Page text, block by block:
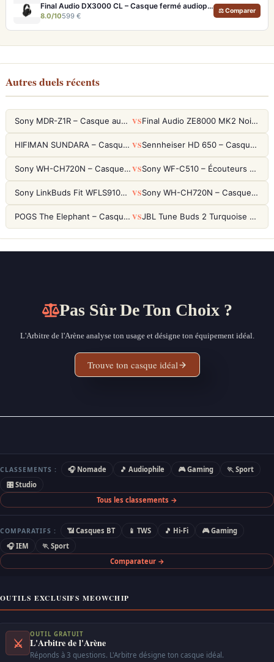
Final Audio DX3000 CL – Casque fermé audiophile 4.4mm symétrique
8.0/10599 €
⚖ Comparer
Autres duels récents
Sony MDR-Z1R – Casque audiophile fermé haute résolution VS Final Audio ZE8000 MK2 Noir – Écouteurs True Wireless audiophiles 8K Sound
HIFIMAN SUNDARA – Casque Planar Magnetic Ouvert Over-Ear Audiophile VS Sennheiser HD 650 – Casque audiophile ouvert pour l'écoute analytique
Sony WH-CH720N – Casque ANC 35h, Ultra-léger (192g) avec Processeur V1 VS Sony WF-C510 – Écouteurs True Wireless compacts, autonomie 22h et multipoint
Sony LinkBuds Fit WFLS910NW Blanc – Écouteurs Sport Ailes ANC VS Sony WH-CH720N – Casque ANC 35h, Ultra-léger (192g) avec Processeur V1
POGS The Elephant – Casque Filaire Enfants 85dB POGS-Safe™ (Éco-Responsable) VS JBL Tune Buds 2 Turquoise – Écouteurs True Wireless avec ANC et autonomie 48h
Pas Sûr De Ton Choix ?
L'Arbitre de l'Arène analyse ton usage et désigne ton équipement idéal.
Trouve ton casque idéal
CLASSEMENTS : 🎧 Nomade 🎵 Audiophile 🎮 Gaming
🏃 Sport
🎛 Studio
Tous les classements →
COMPARATIFS : 📶 Casques BT 📱 TWS 🎵 Hi-Fi
🎮 Gaming
🎧 IEM
🏃 Sport
Comparateur →
OUTILS EXCLUSIFS MEOWCHIP
⚔
OUTIL GRATUIT
L'Arbitre de l'Arène
Réponds à 3 questions. L'Arbitre désigne ton casque idéal.